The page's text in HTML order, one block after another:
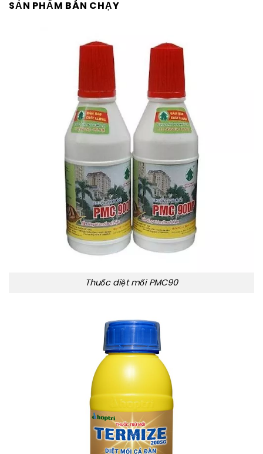
SẢN PHẨM BÁN CHẠY
Thuốc diệt mối PMC90